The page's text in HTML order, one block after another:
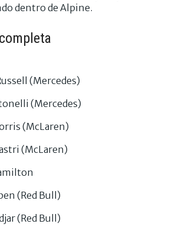
dentro de Alpine.
(Mercedes)
(Mercedes)
(McLaren)
(McLaren)
(Red Bull)
(Red Bull)